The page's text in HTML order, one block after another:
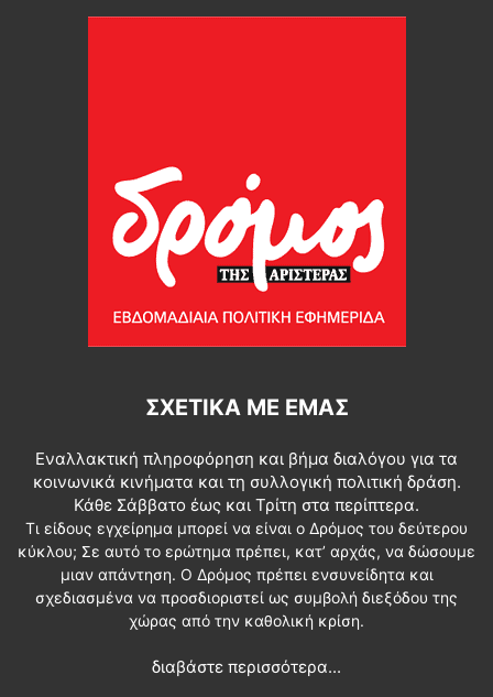
ΣΧΕΤΙΚΆ ΜΕ ΕΜΆΣ
Εναλλακτική πληροφόρηση και βήμα διαλόγου για τα
κοινωνικά κινήματα και τη συλλογική πολιτική δράση.
Κάθε Σάββατο έως και Τρίτη στα περίπτερα.
Τι είδους εγχείρημα μπορεί να είναι ο Δρόμος του δεύτερου
κύκλου; Σε αυτό το ερώτημα πρέπει, κατ’ αρχάς, να δώσουμε
μιαν απάντηση. Ο Δρόμος πρέπει ενσυνείδητα και
σχεδιασμένα να προσδιοριστεί ως συμβολή διεξόδου της
χώρας από την καθολική κρίση.
διαβάστε περισσότερα...